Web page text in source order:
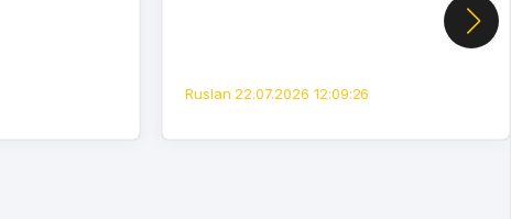
Ruslan 22.07.2026 12:09:26